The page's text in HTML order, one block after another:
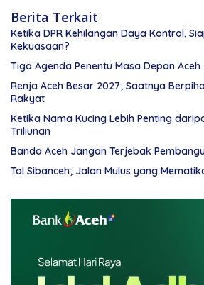
Berita Terkait
Ketika DPR Kehilangan Daya Kontrol,
Kekuasaan?
Tiga Agenda Penentu Masa Depan Aceh
Renja Aceh Besar 2027; Saatnya
Rakyat
Ketika Nama Kucing Lebih Penting
Triliunan
Banda Aceh Jangan Terjebak
Tol Sibanceh; Jalan Mulus yang